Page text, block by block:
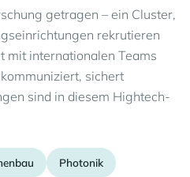
getragen – ein Cluster,
rekrutieren
mit internationalen Teams
sichert
sind in diesem Hightech-
Photonik